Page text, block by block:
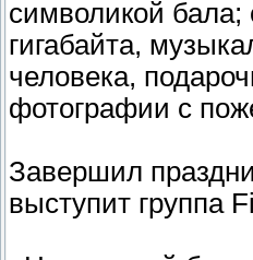
символикой бала;
гигабайта,
человека,
фотографии с
Завершил
выступит группа